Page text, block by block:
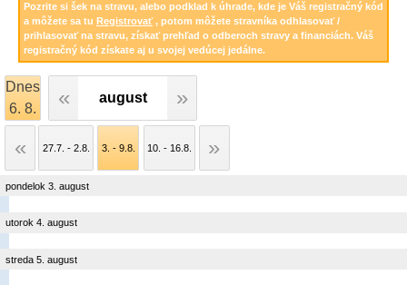
Pozrite si šek na stravu, alebo podklad k úhrade, kde je Váš registračný kód
a môžete sa tu Registrovať, potom môžete stravníka odhlasovať /
prihlasovať na stravu, získať prehľad o odberoch stravy a financiách. Váš
registračný kód získate aj u svojej vedúcej jedálne.
Dnes
6. 8.
august
27.7. - 2.8. 3. - 9.8. 10. - 16.8.
pondelok 3. august
utorok 4. august
streda 5. august